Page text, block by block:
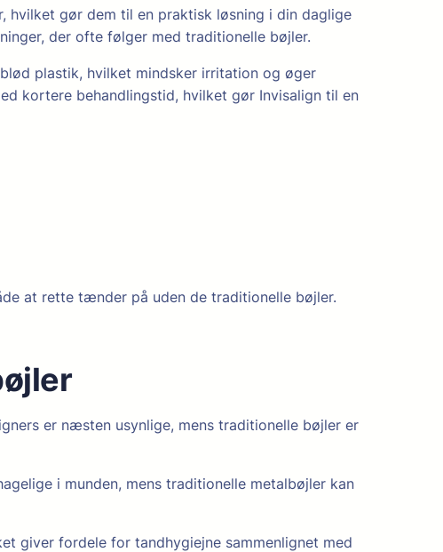
hvilket gør dem til en praktisk løsning i din daglige
der ofte følger med traditionelle bøjler.
plastik, hvilket mindsker irritation og øger
kortere behandlingstid, hvilket gør Invisalign til en
at rette tænder på uden de traditionelle bøjler.
er næsten usynlige, mens traditionelle bøjler er
i munden, mens traditionelle metalbøjler kan
giver fordele for tandhygiejne sammenlignet med